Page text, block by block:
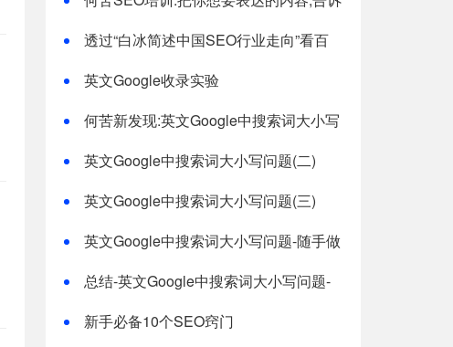
透过“白冰简述中国SEO行业走向”看百
英文Google收录实验
何苦新发现:英文Google中搜索词大小写
英文Google中搜索词大小写问题(二)
英文Google中搜索词大小写问题(三)
英文Google中搜索词大小写问题-随手做
总结-英文Google中搜索词大小写问题-
新手必备10个SEO窍门